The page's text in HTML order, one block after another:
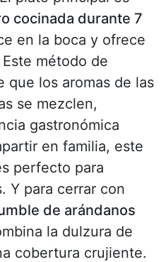
cocinada durante 7
en la boca y ofrece
método de
que los aromas de las
se mezclen,
gastronómica
en familia, este
perfecto para
Y para cerrar con
de arándanos
la dulzura de
cobertura crujiente.